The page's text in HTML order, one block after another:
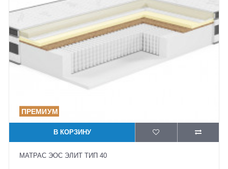
В КОРЗИНУ
МАТРАС ЭОС ЭЛИТ ТИП 40